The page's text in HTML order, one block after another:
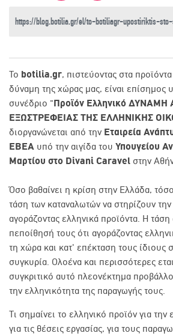
Το botilia.gr, πιστεύοντας στα
δύναμη της χώρας μας, είναι επίσημος
συνέδριο "Προϊόν Ελληνικό
ΕΞΩΣΤΡΕΦΕΙΑΣ ΤΗΣ ΕΛΛΗΝΙΚΗΣ
διοργανώνεται από την Εταιρεία
ΕΒΕΑ υπό την αιγίδα του Υπουγείου
Μαρτίου στο Divani Caravel στην
Όσο βαθαίνει η κρίση στην Ελλάδα,
τάση των καταναλωτών να στηρίζουν
αγοράζοντας ελληνικά προϊόντα. Η
πεποίθησή τους ότι αγοράζοντας
τη χώρα και κατ' επέκταση τους ίδιους
συγκυρία. Ολοένα και περισσότερες
συγκριτικό αυτό πλεονέκτημα
την ελληνικότητα της παραγωγής τους.
Τι σημαίνει το ελληνικό προϊόν για την
για τις θέσεις εργασίας, για τους